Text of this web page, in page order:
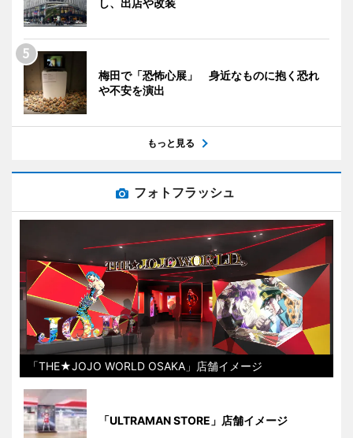
梅田で「恐怖心展」 身近なものに抱く恐れ
や不安を演出
もっと見る
フォトフラッシュ
「THE★JOJO WORLD OSAKA」店舗イメージ
「ULTRAMAN STORE」店舗イメージ